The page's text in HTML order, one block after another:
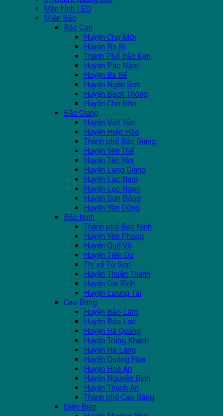
Màn hình LED
Miền Bắc
Bắc Cạn
Huyện Chợ Mới
Huyện Na Rì
Thành Phố Bắc Kạn
Huyện Pác Nặm
Huyện Ba Bể
Huyện Ngân Sơn
Huyện Bạch Thông
Huyện Chợ Đồn
Bắc Giang
Huyện Việt Yên
Huyện Hiệp Hòa
Thành phố Bắc Giang
Huyện Yên Thế
Huyện Tân Yên
Huyện Lạng Giang
Huyện Lục Nam
Huyện Lục Ngạn
Huyện Sơn Động
Huyện Yên Dũng
Bắc Ninh
Thành phố Bắc Ninh
Huyện Yên Phong
Huyện Quế Võ
Huyện Tiên Du
Thị xã Từ Sơn
Huyện Thuận Thành
Huyện Gia Bình
Huyện Lương Tài
Cao Bằng
Huyện Bảo Lâm
Huyện Bảo Lạc
Huyện Hà Quảng
Huyện Trùng Khánh
Huyện Hạ Lang
Huyện Quảng Hòa
Huyện Hoà An
Huyện Nguyên Bình
Huyện Thạch An
Thành phố Cao Bằng
Điện Biên